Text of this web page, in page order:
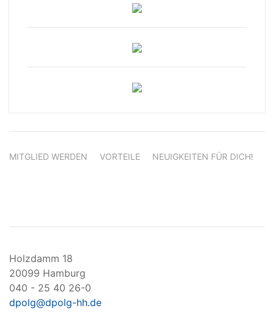
MITGLIED WERDEN VORTEILE NEUIGKEITEN FÜR DICH!
Holzdamm 18
20099 Hamburg
040 - 25 40 26-0
dpolg@dpolg-hh.de